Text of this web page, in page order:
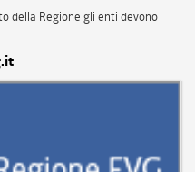
della Regione gli enti devono